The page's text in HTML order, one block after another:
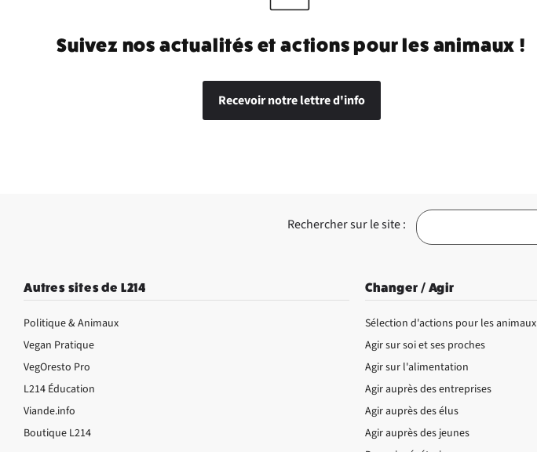
Suivez nos actualités et actions pour les animaux !
Recevoir notre lettre d'info
Rechercher sur le site :
Autres sites de L214
Politique & Animaux
Vegan Pratique
VegOresto Pro
L214 Éducation
Viande.info
Boutique L214
Changer / Agir
Sélection d'actions pour les animaux
Agir sur soi et ses proches
Agir sur l'alimentation
Agir auprès des entreprises
Agir auprès des élus
Agir auprès des jeunes